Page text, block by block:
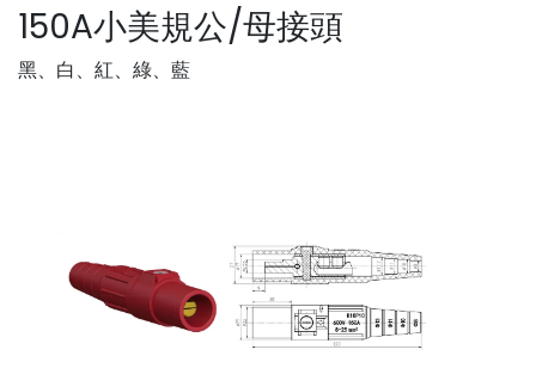
150A小美規公/母接頭
黑、白、紅、綠、藍